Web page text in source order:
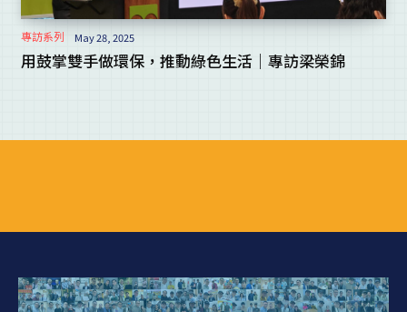
專訪系列 May 28, 2025
用鼓掌雙手做環保，推動綠色生活｜專訪梁榮錦